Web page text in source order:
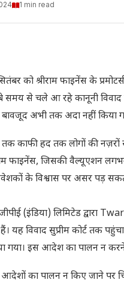
1 min read
सितंबर को श्रीराम फाइनेंस के
समय से चले आ रहे कानूनी
अभी तक अदा नहीं किया
काफी हद तक लोगों की नज़रों से
फाइनेंस, जिसकी वैल्यूएशन
के विश्वास पर असर पड़
(इंडिया) लिमिटेड द्वारा
यह विवाद सुप्रीम कोर्ट तक
इस आदेश का पालन न करने
आदेशों का पालन न किए जाने